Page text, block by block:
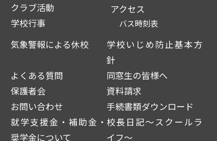
クラブ活動
学校行事
アクセス
バス時刻表
気象警報による休校
学校いじめ防止基本方
針
よくある質問
同窓生の皆様へ
保護者会
資料請求
お問い合わせ
手続書類ダウンロード
就学支援金・補助金・
奨学金について
校長日記～スクールラ
イフ～